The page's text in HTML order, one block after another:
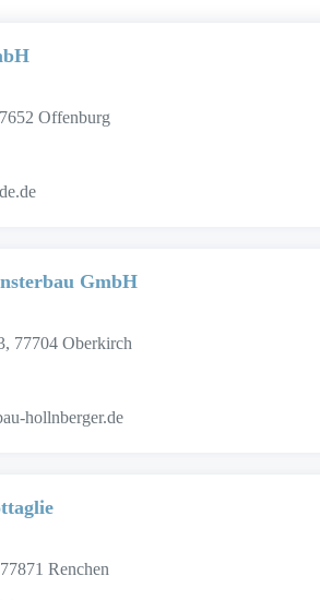
Offenburg
GmbH
77704 Oberkirch
hollnberger.de
Renchen